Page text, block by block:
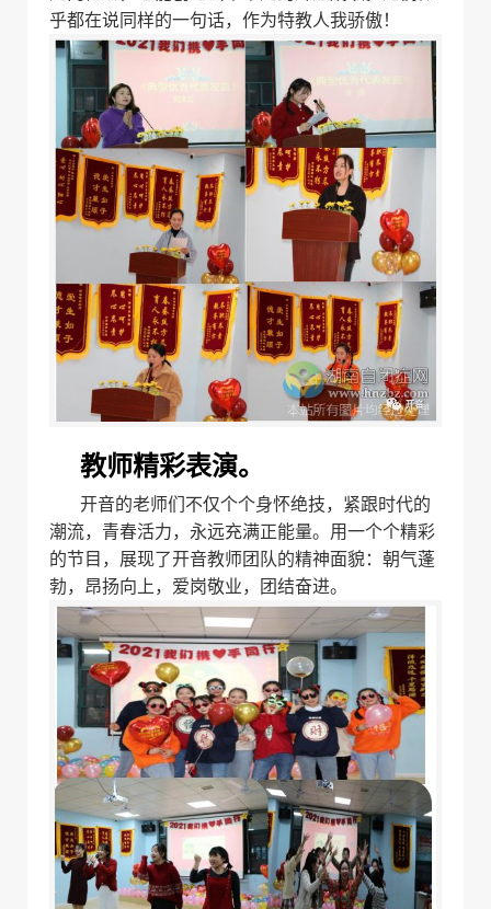
乎都在说同样的一句话，作为特教人我骄傲！
教师精彩表演。
开音的老师们不仅个个身怀绝技，紧跟时代的
潮流，青春活力，永远充满正能量。 用一个个精彩
的节目，展现了开音教师 团队的精神面貌：朝气蓬
勃，昂扬向上，爱岗敬业，团结奋进。